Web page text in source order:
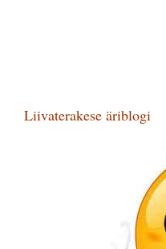
Liivaterakese äriblogi